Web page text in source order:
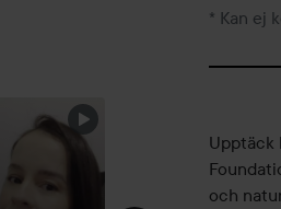
LOOK MED
FAVORITER
* Kan ej
Upptäck
och